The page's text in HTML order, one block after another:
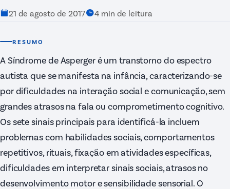
21 de agosto de 2017 4 min de leitura
RESUMO
A Síndrome de Asperger é um transtorno do espectro
autista que se manifesta na infância, caracterizando-se
por dificuldades na interação social e comunicação, sem
grandes atrasos na fala ou comprometimento cognitivo.
Os sete sinais principais para identificá-la incluem
problemas com habilidades sociais, comportamentos
repetitivos, rituais, fixação em atividades específicas,
dificuldades em interpretar sinais sociais, atrasos no
desenvolvimento motor e sensibilidade sensorial. O